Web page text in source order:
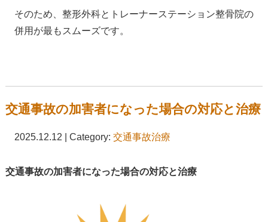
そのため、整形外科とトレーナーステーション整骨院の
併用が最もスムーズです。
交通事故の加害者になった場合の対応と治療
2025.12.12 | Category: 交通事故治療
交通事故の加害者になった場合の対応と治療